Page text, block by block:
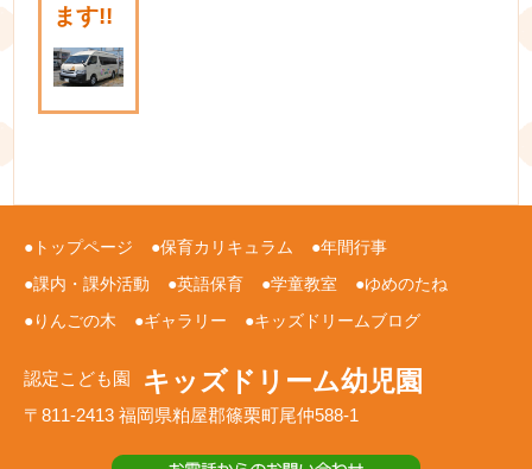
ます!!
トップページ 保育カリキュラム
年間行事
課内・課外活動
英語保育 学童教室
ゆめのたね
りんごの木
ギャラリー キッズドリームブログ
認定こども園 キッズドリーム幼児園
〒811-2413 福岡県粕屋郡篠栗町尾仲588-1